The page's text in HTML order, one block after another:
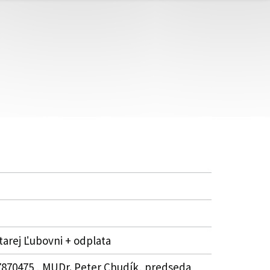
Ľubovni + odplata
, MUDr. Peter Chudík, predseda